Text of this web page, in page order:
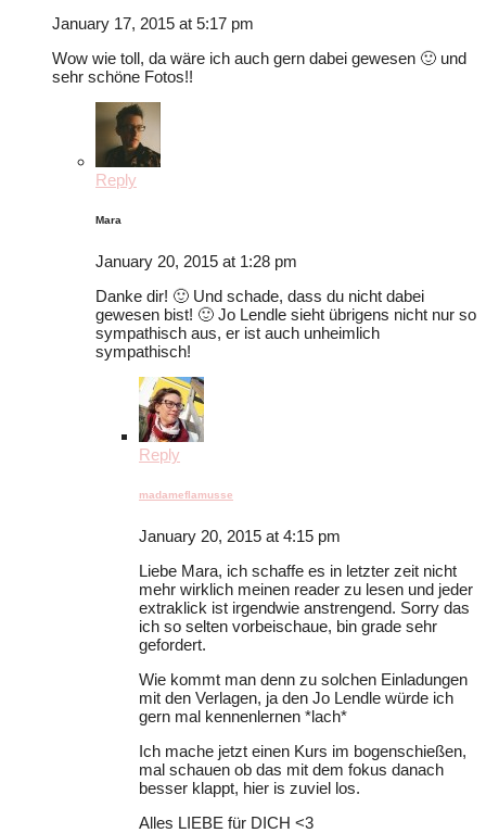
January 17, 2015 at 5:17 pm
Wow wie toll, da wäre ich auch gern dabei gewesen 🙂 und
sehr schöne Fotos!!
Reply
Mara
January 20, 2015 at 1:28 pm
Danke dir! 🙂 Und schade, dass du nicht dabei
gewesen bist! 🙂 Jo Lendle sieht übrigens nicht nur so
sympathisch aus, er ist auch unheimlich
sympathisch!
Reply
madameflamusse
January 20, 2015 at 4:15 pm
Liebe Mara, ich schaffe es in letzter zeit nicht
mehr wirklich meinen reader zu lesen und jeder
extraklick ist irgendwie anstrengend. Sorry das
ich so selten vorbeischaue, bin grade sehr
gefordert.
Wie kommt man denn zu solchen Einladungen
mit den Verlagen, ja den Jo Lendle würde ich
gern mal kennenlernen *lach*
Ich mache jetzt einen Kurs im bogenschießen,
mal schauen ob das mit dem fokus danach
besser klappt, hier is zuviel los.
Alles LIEBE für DICH <3